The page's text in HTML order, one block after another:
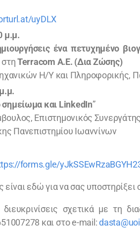
uyDLX
μ.μ.
ένα πετυχημένο
στηTerracom A.E. (Δια Ζώσης)
Η/Υ και Πληροφορικής,
σημείωμα και LinkedIn”
Επιστημονικός
Πανεπιστημίου Ιωαννίνων
forms.gle/
εδώ για να σας
σχετικά με τη
και στο e-mail: